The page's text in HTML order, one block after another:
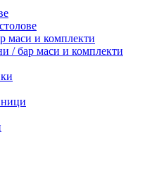
маси и комплекти
/ бар маси и комплекти